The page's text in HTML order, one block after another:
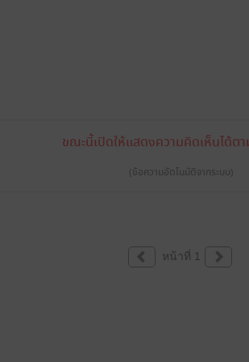
ขณะนี้เปิดให้แสดงความคิดเห็นได้ต
(ข้อความอัตโนมัติจากระบบ)
หน้าที่ 1